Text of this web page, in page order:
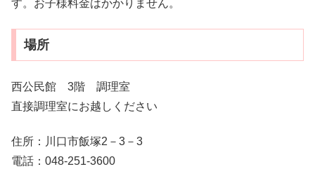
す。お子様料金はかかりません。
場所
西公民館 3階 調理室
直接調理室にお越しください
住所：川口市飯塚2－3－3
電話：048-251-3600